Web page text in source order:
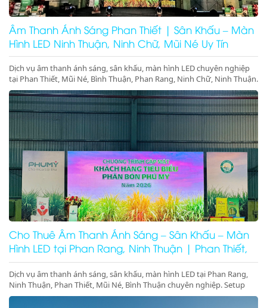
Âm Thanh Ánh Sáng Phan Thiết | Sân Khấu – Màn
Hình LED Ninh Thuận, Ninh Chữ, Mũi Né Uy Tín
Dịch vụ âm thanh ánh sáng, sân khấu, màn hình LED chuyên nghiệp
tại Phan Thiết, Mũi Né, Bình Thuận, Phan Rang, Ninh Chữ, Ninh Thuận.
Setup trọn gói sự kiện, gala dinner, hội nghị. Gọi ngay!
Cho Thuê Âm Thanh Ánh Sáng – Sân Khấu – Màn
Hình LED tại Phan Rang, Ninh Thuận | Phan Thiết,
Mũi Né, Bình Thuận
Dịch vụ âm thanh ánh sáng, sân khấu, màn hình LED tại Phan Rang,
Ninh Thuận, Phan Thiết, Mũi Né, Bình Thuận chuyên nghiệp. Setup
trọn gói sự kiện, gala dinner, pool party, giá tốt – thi công nhanh –